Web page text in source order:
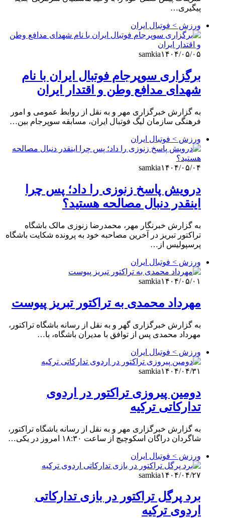
پیگیری…
ورزش > فوتبال ایران
samkia۱۴۰۴/۰۵/۰۵
برگزاری سوپرجام فوتبال ایران با نام
شهدای مدافع وطن و اقتدار ایران
به گزارش خبرگزاری مهر و به نقل از روابط عمومی و امور
فرهنگی سازمان لیگ فوتبال ایران، مسابقه سوپرجام بین…
ورزش > فوتبال ایران
samkia۱۴۰۴/۰۵/۰۴
درویش پاسخ زنوزی را داد؛ پس چرا
اینقدر دنبال مصالحه هستید؟
به گزارش خبرنگار مهر، محمدرضا زنوزی مالک باشگاه
تراکتور تبریز در آخرین مصاحبه خود به پرونده شکایت باشگاه
پرسپولیس از…
ورزش > فوتبال ایران
samkia۱۴۰۴/۰۵/۰۱
مهرداد محمدی به تراکتور تبریز پیوست
به گزارش خبرگزاری گهر و به نقل از رسانه باشگاه تراکتور،
مهرداد محمدی پس از توافق با مدیران باشگاه، با…
ورزش > فوتبال ایران
samkia۱۴۰۴/۰۴/۳۱
دومین پیروزی تراکتور در اردوی
تدارکاتی ترکیه
به گزارش خبرگزاری مهر و به نقل از رسانه باشگاه تراکتور،
شاگردان دراگان اسکوچیچ از ساعت ۱۸:۳۰ امروز در یکی…
ورزش > فوتبال ایران
samkia۱۴۰۴/۰۴/۲۷
برد پرگل تراکتور در بازی تدارکاتی
اردوی ترکیه